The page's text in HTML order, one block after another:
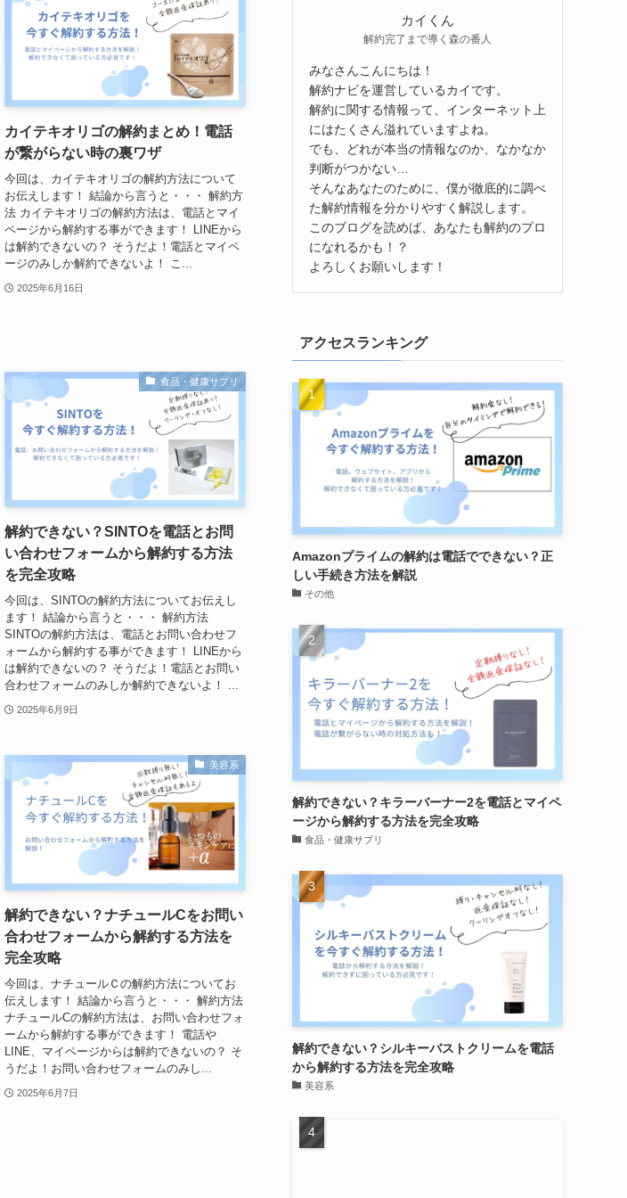
カイテキオリゴの解約まとめ！電話
が繋がらない時の裏ワザ
今回は、カイテキオリゴの解約方法について
お伝えします！ 結論から言うと・・・ 解約方
法 カイテキオリゴの解約方法は、電話とマイ
ページから解約する事ができます！ LINEから
は解約できないの？ そうだよ！電話とマイペ
ージのみしか解約できないよ！ こ...
2025年6月16日
食品・健康サプリ
解約できない？SINTOを電話とお問
い合わせフォームから解約する方法
を完全攻略
今回は、SINTOの解約方法についてお伝えし
ます！ 結論から言うと・・・ 解約方法
SINTOの解約方法は、電話とお問い合わせフ
ォームから解約する事ができます！ LINEから
は解約できないの？ そうだよ！電話とお問い
合わせフォームのみしか解約できないよ！ ...
2025年6月9日
美容系
解約できない？ナチュールCをお問い
合わせフォームから解約する方法を
完全攻略
今回は、ナチュールＣの解約方法についてお
伝えします！ 結論から言うと・・・ 解約方法
ナチュールCの解約方法は、お問い合わせフォ
ームから解約する事ができます！ 電話や
LINE、マイページからは解約できないの？ そ
うだよ！お問い合わせフォームのみし...
2025年6月7日
カイくん
解約完了まで導く森の番人
みなさんこんにちは！
解約ナビを運営しているカイです。
解約に関する情報って、インターネット上
にはたくさん溢れていますよね。
でも、どれが本当の情報なのか、なかなか
判断がつかない…
そんなあなたのために、僕が徹底的に調べ
た解約情報を分かりやすく解説します。
このブログを読めば、あなたも解約のプロ
になれるかも！？
よろしくお願いします！
アクセスランキング
Amazonプライムの解約は電話でできない？正
しい手続き方法を解説
その他
解約できない？キラーバーナー2を電話とマイペ
ージから解約する方法を完全攻略
食品・健康サプリ
解約できない？シルキーバストクリームを電話
から解約する方法を完全攻略
美容系